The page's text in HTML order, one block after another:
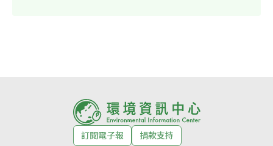
訂閱電子報
捐款支持